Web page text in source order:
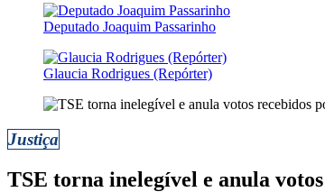
Deputado Joaquim Passarinho
Glaucia Rodrigues (Repórter)
Justiça
TSE torna inelegível e anula